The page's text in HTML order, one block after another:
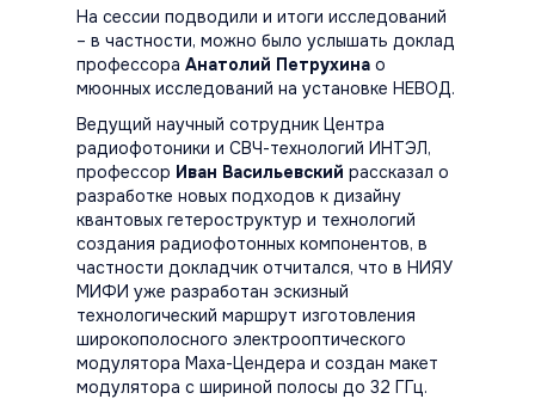
На сессии подводили и итоги исследований
– в частности, можно было услышать доклад
профессора Анатолий Петрухина о
мюонных исследований на установке НЕВОД.
Ведущий научный сотрудник Центра
радиофотоники и СВЧ-технологий ИНТЭЛ,
профессор Иван Васильевский рассказал о
разработке новых подходов к дизайну
квантовых гетероструктур и технологий
создания радиофотонных компонентов, в
частности докладчик отчитался, что в НИЯУ
МИФИ уже разработан эскизный
технологический маршрут изготовления
широкополосного электрооптического
модулятора Маха-Цендера и создан макет
модулятора с шириной полосы до 32 ГГц.